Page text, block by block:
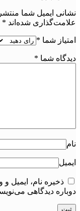
نشانی ایمیل شما
علامت‌گذاری شده‌اند *
امتیاز شما *
دیدگاه شما *
نام
ایمیل
ذخیره نام، ایمیل
دوباره دیدگاهی